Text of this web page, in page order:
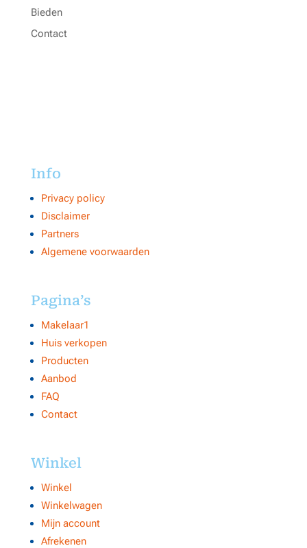
Bieden
Contact
Info
Privacy policy
Disclaimer
Partners
Algemene voorwaarden
Pagina’s
Makelaar1
Huis verkopen
Producten
Aanbod
FAQ
Contact
Winkel
Winkel
Winkelwagen
Mijn account
Afrekenen